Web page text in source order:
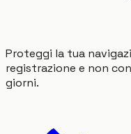
Proteggi la tua
registrazione e non
giorni.